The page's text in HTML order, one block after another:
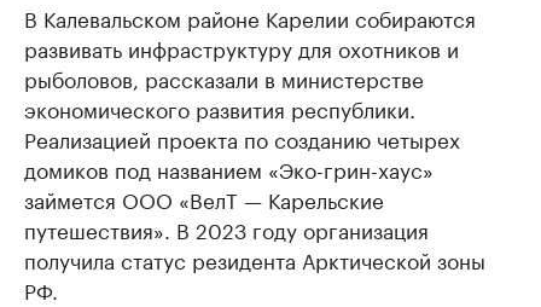
В Калевальском районе Карелии собираются
развивать инфраструктуру для охотников и
рыболовов, рассказали в министерстве
экономического развития республики.
Реализацией проекта по созданию четырех
домиков под названием «Эко-грин-хаус»
займется ООО «ВелТ — Карельские
путешествия». В 2023 году организация
получила статус резидента Арктической зоны
РФ.